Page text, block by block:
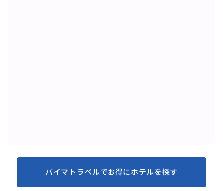
バイマトラベルでお得にホテルを探す